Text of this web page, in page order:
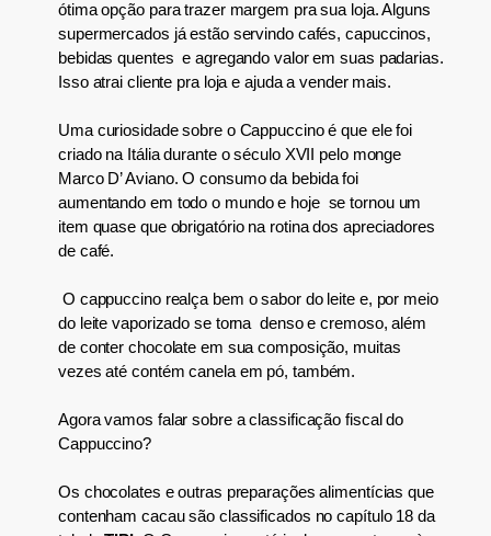
ótima opção para trazer margem pra sua loja. Alguns
supermercados já estão servindo cafés, capuccinos,
bebidas quentes e agregando valor em suas padarias.
Isso atrai cliente pra loja e ajuda a vender mais.
Uma curiosidade sobre o Cappuccino é que ele foi
criado na Itália durante o século XVII pelo monge
Marco D’ Aviano. O consumo da bebidafoi
aumentando em todo o mundoe hoje se tornou um
item quase que obrigatório na rotina dos apreciadores
de café.
O cappuccino realça bem o sabor do leite e, por meio
do leite vaporizado se torna denso e cremoso, além
de conter chocolate em sua composição, muitas
vezes atécontémcanela em pó, também.
Agora vamos falar sobre a classificação fiscal do
Cappuccino?
Os chocolates e outras preparações alimentícias que
contenham cacau são classificados no capítulo 18 da